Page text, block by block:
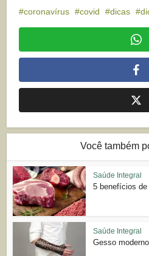
coronavírus covid dicas
Você também
Saúde Integral
5 benefícios
Saúde Integral
Gesso moderno